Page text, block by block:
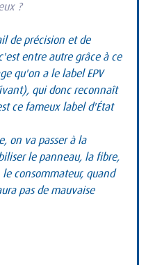
?
de précision et de
entre autre grâce à ce
qu'on a le label EPV
qui donc reconnaît
ce fameux label d'État
on va passer à la
le panneau, la fibre,
le consommateur, quand
pas de mauvaise